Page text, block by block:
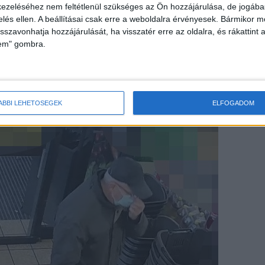
nem feltétlenül szükséges az Ön hozzájárulása, de
ellen. A beállításai csak erre a weboldalra érvényesek. Bármikor
hozzájárulását, ha visszatér erre az oldalra, és rákattint
gombra.
LEHETŐSÉGEK ELFOGADOM
egy ismeretlen elkövető 2021. február 10-
Tapolcán, a Veszprémi út 3. szám alatt
pénztárcáját. Lopása azért is sikerülhetett, mert
a pénztárcáját.